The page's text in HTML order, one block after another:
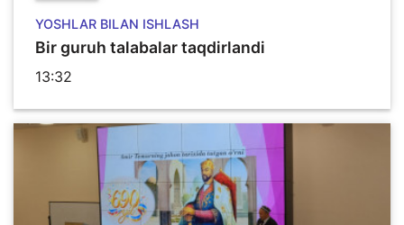
YOSHLAR BILAN ISHLASH
Bir guruh talabalar taqdirlandi
13:32